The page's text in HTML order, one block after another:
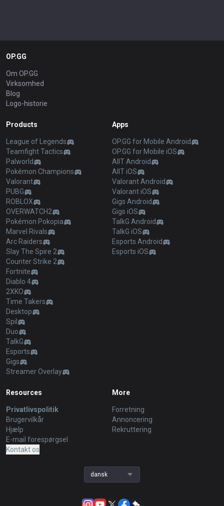
OP.GG
Om OP.GG
Virksomhed
Blog
Logo-historie
Products
League of Legends
Teamfight Tactics
Palworld
Pokémon Champions
Valorant
PUBG
ROBLOX
OVERWATCH2
Pokémon Pokopia
Marvel Rivals
Arc Raiders
Slay The Spire 2
Counter Strike 2
Fortnite
Diablo 4
2XKO
Time Takers
Desktop
Spil
Duo
TalkG
Esports
Gigs
Streamer Overlay
Apps
OP.GG for Mobile Android
OP.GG for Mobile iOS
AllT Android
AllT iOS
Valorant Android
Valorant iOS
Gigs Android
Gigs iOS
TalkG Android
TalkG iOS
Esports Android
Esports iOS
Resources
Privatlivspolitik
Brugervilkår
Hjælp
E-mail forespørgsel
Kontakt os
More
Forretning
Annoncering
Rekruttering
dansk